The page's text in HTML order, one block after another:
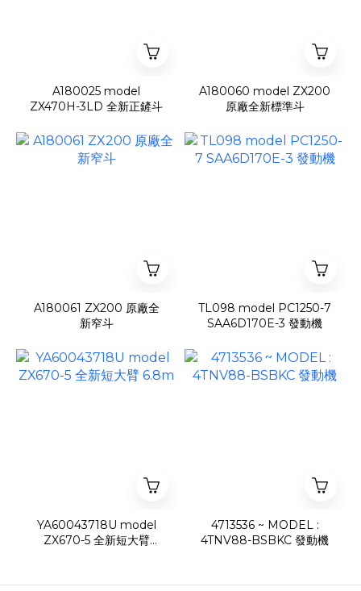
A180025 model
ZX470H-3LD 全新正鏟斗
A180060 model ZX200
原廠全新標準斗
A180061 ZX200 原廠全
新窄斗
TL098 model PC1250-7
SAA6D170E-3 發動機
YA60043718U model
ZX670-5 全新短大臂
4713536 ~ MODEL :
4TNV88-BSBKC 發動機